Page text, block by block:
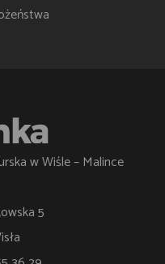
w Wiśle – Malince
5